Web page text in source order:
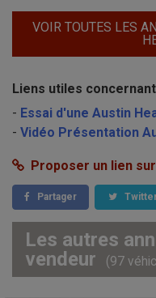
VOIR TOUTES LES
Liens utiles
- Essai d'une Austin
- Vidéo Présentation
Proposer un lien
Partager
Les autres
vendeur
(97